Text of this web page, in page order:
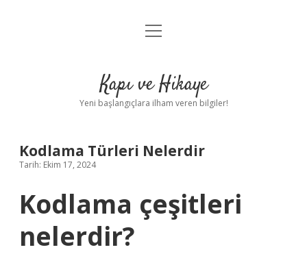
Anasayfa
Yasal Uyarı
menüyü
Kapı ve Hikaye
Yeni başlangıçlara ilham veren bilgiler!
Kodlama Türleri Nelerdir
Tarih: Ekim 17, 2024
Kodlama çeşitleri
nelerdir?